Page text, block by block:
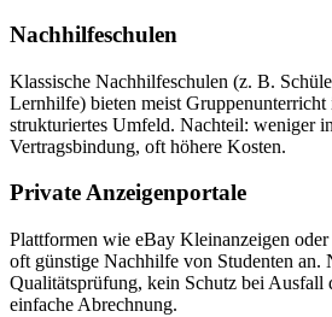
Nachhilfeschulen
Klassische Nachhilfeschulen (z. B.
Lernhilfe) bieten meist
strukturiertes Umfeld. Nachteil: weniger
Vertragsbindung, oft höhere Kosten.
Private Anzeigenportale
Plattformen wie eBay Kleinanzeigen
oft günstige Nachhilfe von Studenten an.
Qualitätsprüfung, kein Schutz bei Ausfall
einfache Abrechnung.